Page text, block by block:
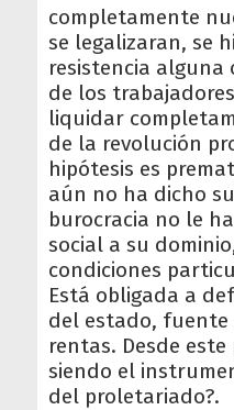
completamente
se legalizaran, se
resistencia alguna
de los
liquidar
de la revolución
hipótesis es
aún no ha dicho
burocracia no le
social a su
condiciones
Está obligada a
del estado, fuente
rentas. Desde
siendo el
del proletariado?.